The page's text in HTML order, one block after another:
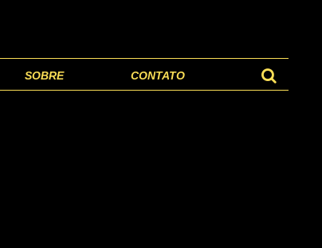
SOBRE CONTATO